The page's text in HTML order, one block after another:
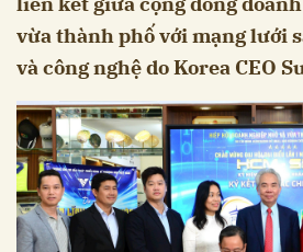
vừa thành phố với mạng lưới
và công nghệ do Korea CEO